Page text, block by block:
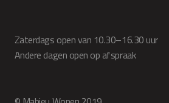
Zaterdags open van 10.30–16.30 uur
Andere dagen open op afspraak